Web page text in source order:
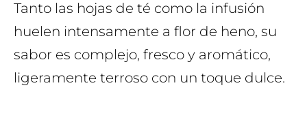
Tanto las hojas de té como la infusión
huelen intensamente a flor de heno, su
sabor es complejo, fresco y aromático,
ligeramente terroso con un toque dulce.